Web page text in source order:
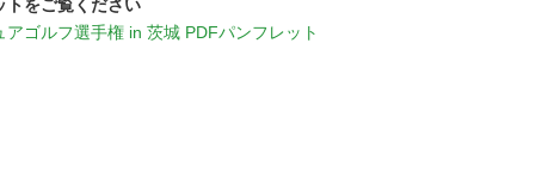
トをご覧ください
ゴルフ選手権 in 茨城 PDFパンフレット